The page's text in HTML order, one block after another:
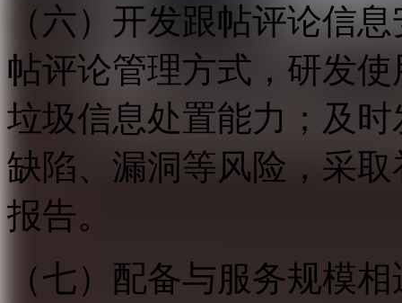
（六）开发跟帖评论信
帖评论管理方式，研发
垃圾信息处置能力；及
缺陷、漏洞等风险，采
报告。
（七）配备与服务规模